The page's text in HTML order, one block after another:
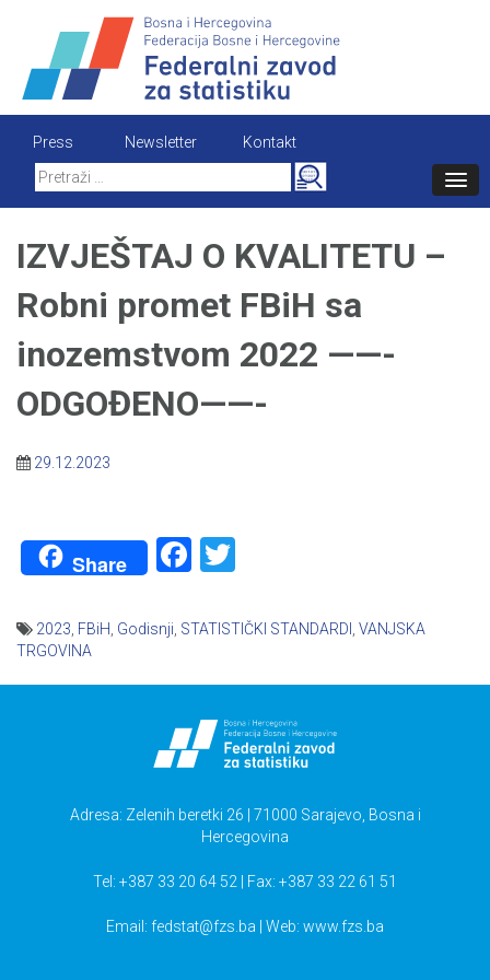
content
Press Newsletter
Kontakt
Search
for:
IZVJEŠTAJ O KVALITETU –
Robni promet FBiH sa
inozemstvom 2022 ——-
ODGOĐENO——-
29.12.2023
Share Facebook
2023 FBiH Godisnji STATISTIČKI STANDARDI
VANJSKA
TRGOVINA
Adresa: Zelenih beretki 26 | 71000 Sarajevo, Bosna i
Hercegovina
Tel: +387 33 20 64 52 | Fax: +387 33 22 61 51
Email: fedstat@fzs.ba | Web: www.fzs.ba